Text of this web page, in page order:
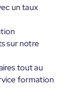
un taux
sur notre
tout au
formation